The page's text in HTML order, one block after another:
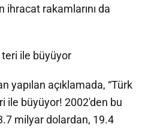
ihracat rakamlarını da
teri ile büyüyor
yapılan açıklamada, “Türk
ile büyüyor! 2002'den bu
milyar dolardan, 19.4